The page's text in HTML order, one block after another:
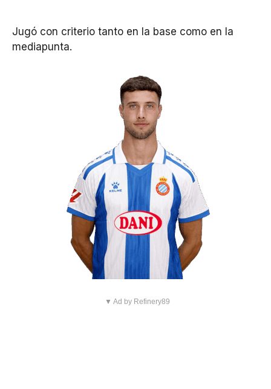
Jugó con criterio tanto en la base como en la
mediapunta.
▼ Ad by Refinery89